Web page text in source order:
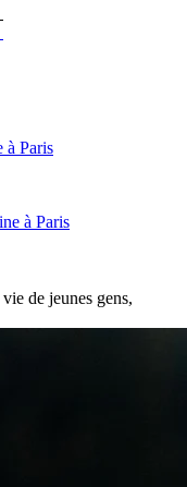
à Paris
de jeunes gens,